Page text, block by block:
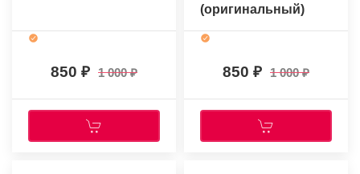
850 1 000
(оригинальный)
850 1 000